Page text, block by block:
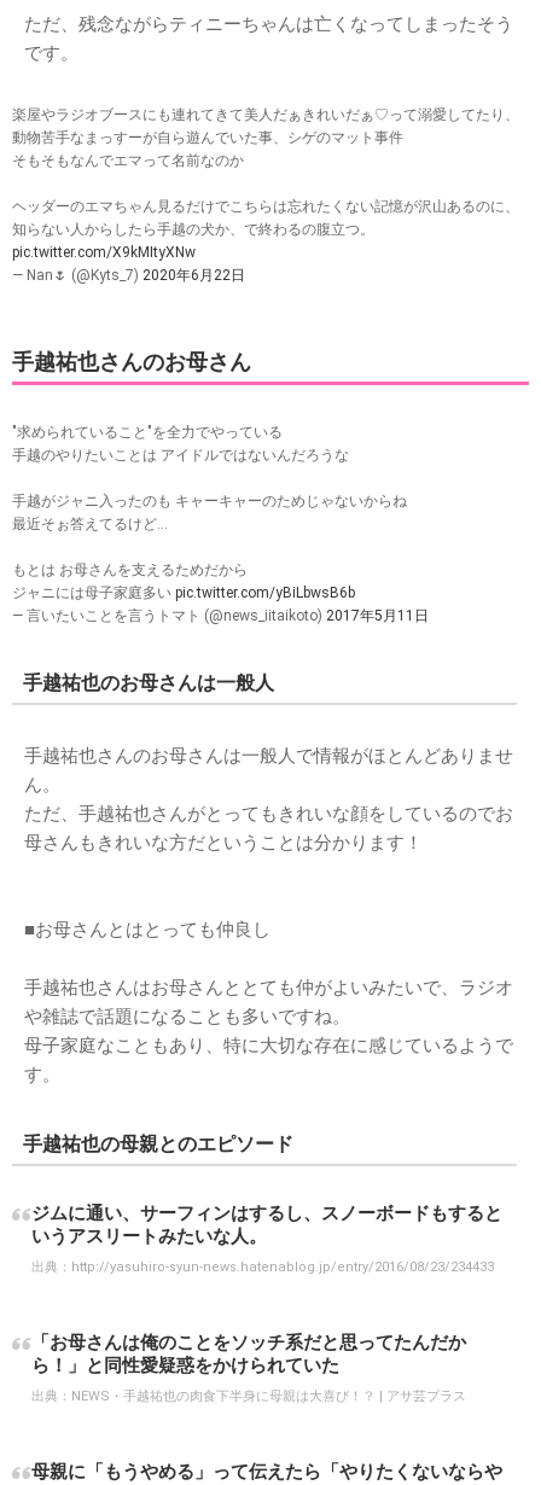
ただ、残念ながらティニーちゃんは亡くなってしまったそう
です。
楽屋やラジオブースにも連れてきて美人だぁきれいだぁ♡って溺愛してたり、
動物苦手なまっすーが自ら遊んでいた事、シゲのマット事件
そもそもなんでエマって名前なのか
ヘッダーのエマちゃん見るだけでこちらは忘れたくない記憶が沢山あるのに、
知らない人からしたら手越の犬か、で終わるの腹立つ。
pic.twitter.com/X9kMItyXNw
— Nan🌷 (@Kyts_7) 2020年6月22日
手越祐也さんのお母さん
"求められていること"を全力でやっている
手越のやりたいことは アイドルではないんだろうな
手越がジャニ入ったのも キャーキャーのためじゃないからね
最近そぉ答えてるけど…
もとは お母さんを支えるためだから
ジャニには母子家庭多い pic.twitter.com/yBiLbwsB6b
— 言いたいことを言うトマト (@news_iitaikoto) 2017年5月11日
手越祐也のお母さんは一般人
手越祐也さんのお母さんは一般人で情報がほとんどありませ
ん。
ただ、手越祐也さんがとってもきれいな顔をしているのでお
母さんもきれいな方だということは分かります！
■お母さんとはとっても仲良し
手越祐也さんはお母さんととても仲がよいみたいで、ラジオ
や雑誌で話題になることも多いですね。
母子家庭なこともあり、特に大切な存在に感じているようで
す。
手越祐也の母親とのエピソード
ジムに通い、サーフィンはするし、スノーボードもすると
いうアスリートみたいな人。
出典： http://yasuhiro-syun-news.hatenablog.jp/entry/2016/08/23/234433
「お母さんは俺のことをソッチ系だと思ってたんだか
ら！」と同性愛疑惑をかけられていた
出典： NEWS・手越祐也の肉食下半身に母親は大喜び！？ | アサ芸プラス
母親に「もうやめる」って伝えたら「やりたくないならや